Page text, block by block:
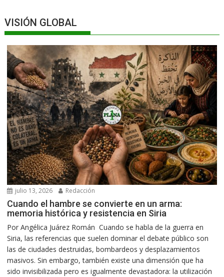
VISIÓN GLOBAL
julio 13, 2026 Redacción
Cuando el hambre se convierte en un arma:
memoria histórica y resistencia en Siria
Por Angélica Juárez Román Cuando se habla de la guerra en
Siria, las referencias que suelen dominar el debate público son
las de ciudades destruidas, bombardeos y desplazamientos
masivos. Sin embargo, también existe una dimensión que ha
sido invisibilizada pero es igualmente devastadora: la utilización